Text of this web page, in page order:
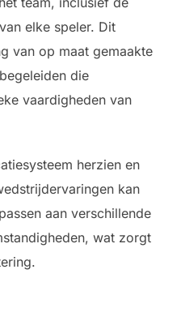
elke speler. Dit
van op maat gemaakte
die
vaardigheden van
herzien en
kan
aan verschillende
wat zorgt